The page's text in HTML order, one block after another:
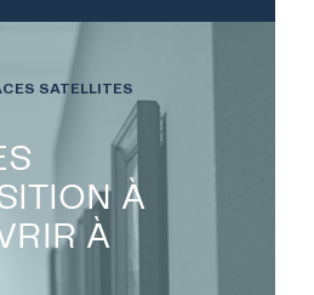
À
À
SATELLITES